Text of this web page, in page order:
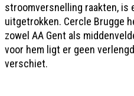
stroomversnelling raakten,
uitgetrokken. Cercle Brugge
zowel AA Gent als
voor hem ligt er geen
verschiet.